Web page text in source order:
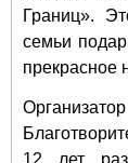
Границ».
семьи
прекрасное
12 лет